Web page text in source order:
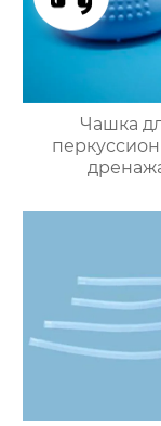
Чашка